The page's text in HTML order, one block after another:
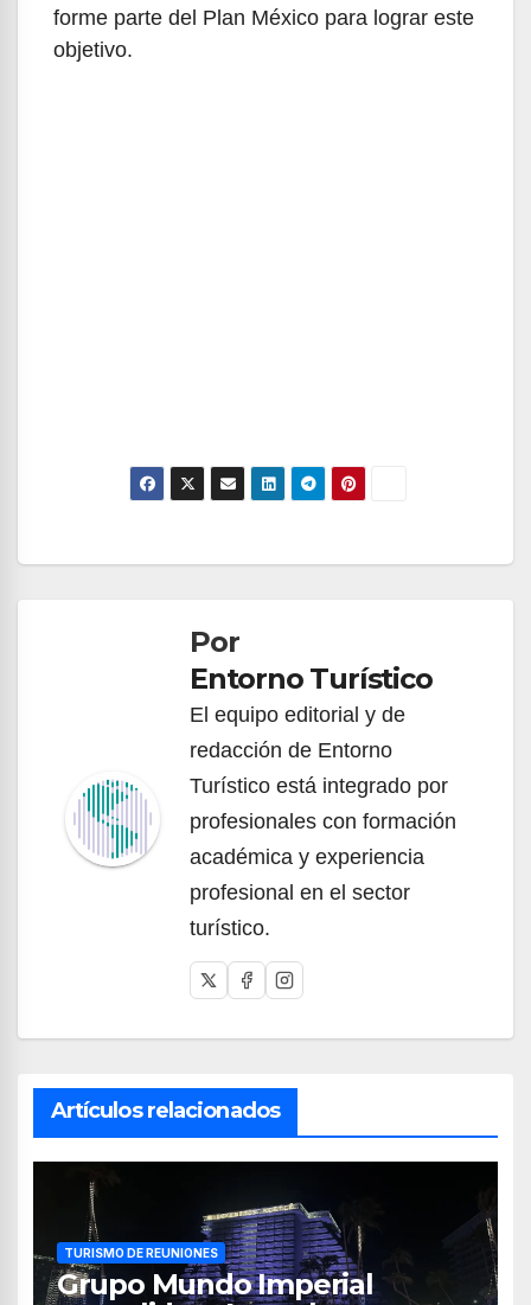
forme parte del Plan México para lograr este
objetivo.
Navegación
entradasPor
Entorno Turístico
El equipo editorial y de
redacción de Entorno
Turístico está integrado por
profesionales con formación
académica y experiencia
profesional en el sector
turístico.
Artículos relacionados
TURISMO DE REUNIONES
Grupo Mundo Imperial